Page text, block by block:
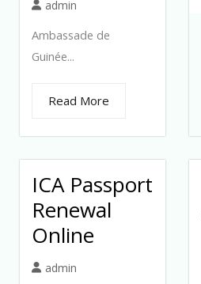
admin
Ambassade de
Guinée...
Read More
ICA Passport
Renewal
Online
admin